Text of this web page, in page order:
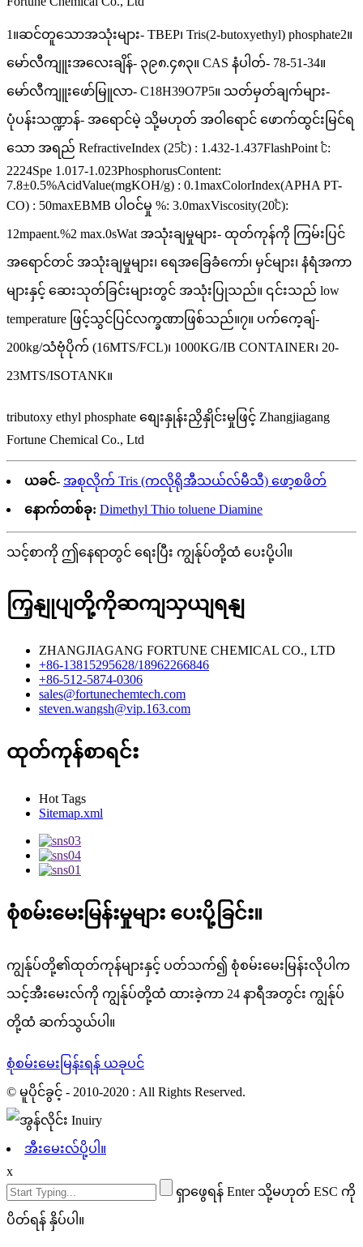
1။ဆင်တူသောအသုံးများ- TBEP၊ Tris(2-butoxyethyl) phosphate2။
မော်လီကျူးအလေးချိန်- ၃၉၈.၄၈၃။ CAS နံပါတ်- 78-51-34။
မော်လီကျူးဖော်မြူလာ- C18H39O7P5။ သတ်မှတ်ချက်များ-
ပုံပန်းသဏ္ဍာန်- အရောင်မဲ့ သို့မဟုတ် အဝါရောင် ဖောက်ထွင်းမြင်ရ
သော အရည် RefractiveIndex (25℃) : 1.432-1.437FlashPoint ℃:
2224Spe 1.017-1.023PhosphorusContent:
7.8±0.5%AcidValue(mgKOH/g) : 0.1maxColorIndex(APHA PT-
CO) : 50maxEBMB ပါဝင်မှု %: 3.0maxViscosity(20℃):
12mpaent.%2 max.0sWat အသုံးချမှုများ- ထုတ်ကုန်ကို ကြမ်းပြင်
အရောင်တင် အသုံးချမှုများ၊ ရေအခြေခံကော်၊ မှင်များ၊ နံရံအကာ
များနှင့် ဆေးသုတ်ခြင်းများတွင် အသုံးပြုသည်။ ၎င်းသည် low
temperature ဖြင့်သွင်ပြင်လက္ခဏာဖြစ်သည်။၇။ ပက်ကေ့ချ်-
200kg/သံဗုံပိုက် (16MTS/FCL)၊ 1000KG/IB CONTAINER၊ 20-
23MTS/ISOTANK။
tributoxy ethyl phosphate စျေးနှုန်းညှိနှိုင်းမှုဖြင့် Zhangjiagang
Fortune Chemical Co., Ltd
ယခင်- အစုလိုက် Tris (ကလိုရိုအီသယ်လ်မီသီ) ဖော့စဖိတ်
နောက်တစ်ခု: Dimethyl Thio toluene Diamine
သင့်စာကို ဤနေရာတွင် ရေးပြီး ကျွန်ုပ်တို့ထံ ပေးပို့ပါ။
ကြှနျုပျတို့ကိုဆကျသှယျရနျ
ZHANGJIAGANG FORTUNE CHEMICAL CO., LTD
+86-13815295628/18962266846
+86-512-5874-0306
sales@fortunechemtech.com
steven.wangsh@vip.163.com
ထုတ်ကုန်စာရင်း
Hot Tags
Sitemap.xml
စုံစမ်းမေးမြန်းမှုများ ပေးပို့ခြင်း။
ကျွန်ုပ်တို့၏ထုတ်ကုန်များနှင့် ပတ်သက်၍ စုံစမ်းမေးမြန်းလိုပါက
သင့်အီးမေးလ်ကို ကျွန်ုပ်တို့ထံ ထားခဲ့ကာ 24 နာရီအတွင်း ကျွန်ုပ်
တို့ထံ ဆက်သွယ်ပါ။
စုံစမ်းမေးမြန်းရန် ယခုပင်
© မူပိုင်ခွင့် - 2010-2020 : All Rights Reserved.
အီးမေးလ်ပို့ပါ။
x
ရှာဖွေရန် Enter သို့မဟုတ် ESC ကို
ပိတ်ရန် နှိပ်ပါ။